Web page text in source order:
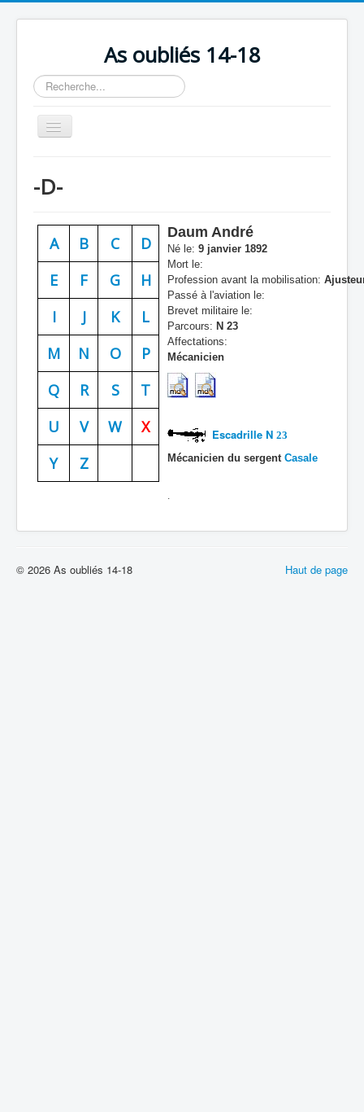
As oubliés 14-18
Rechercher
Basculer
la
Chronologie
Escadrilles
Organisation
Avions
Formation
Doctrines
Batailles
Cahiers des As
-D-
A B C
D
E
F G
H
I
J K
L
M
N O
P
Q
R S
T
U
V W
X
Y
Z
Daum André
Né le: 9 janvier 1892
Mort le:
Profession avant la mobilisation:
Passé à l'aviation le:
Brevet militaire le:
Parcours: N 23
Affectations:
Mécanicien
Escadrille N 23
Mécanicien du sergent Casale
.
Haut de page
© 2026 As oubliés 14-18